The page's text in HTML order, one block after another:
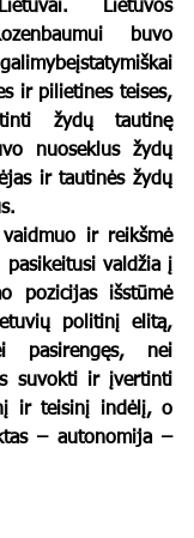
Lietuvos
buvo
ir pilietines teises,
žydų tautinę
nuoseklus žydų
ir tautinės žydų
pasikeitusi valdžia į
pozicijas išstūmė
politinį elitą,
pasirengęs, nei
suvokti ir įvertinti
ir teisinį indėlį, o
– autonomija –